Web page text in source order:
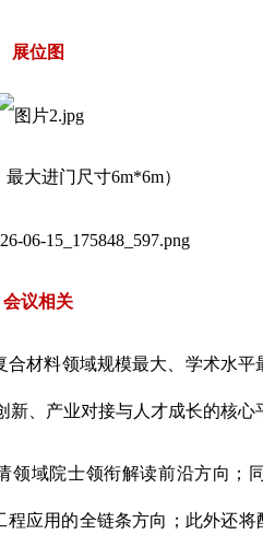
展位图
最大进门尺寸6m*6m）
会议相关
材料领域规模最大、学术水
、产业对接与人才成长的核心
域院士领衔解读前沿方向；
应用的全链条方向；此外还将